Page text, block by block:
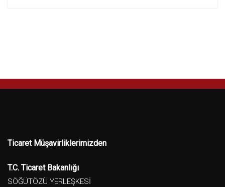
Ticaret Müşavirliklerimizden
T.C. Ticaret Bakanlığı
SÖĞÜTÖZÜ YERLEŞKESİ